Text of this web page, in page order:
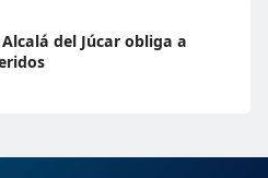
del Júcar obliga a